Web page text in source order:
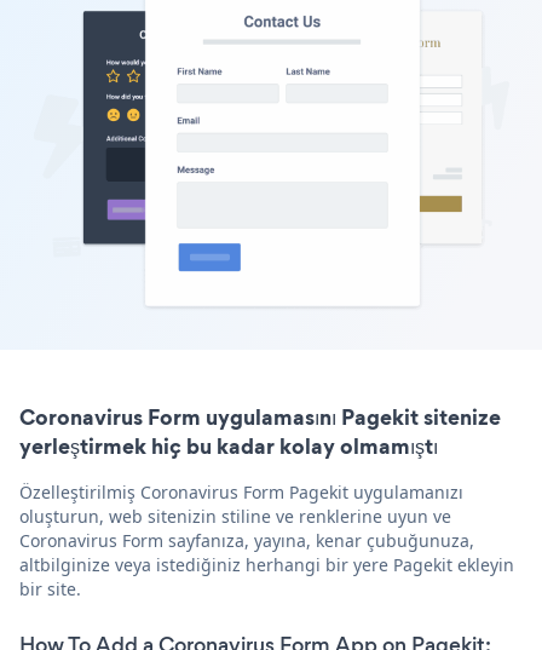
Coronavirus Form uygulamasını Pagekit sitenize
yerleştirmek hiç bu kadar kolay olmamıştı
Özelleştirilmiş Coronavirus Form Pagekit uygulamanızı
oluşturun, web sitenizin stiline ve renklerine uyun ve
Coronavirus Form sayfanıza, yayına, kenar çubuğunuza,
altbilginize veya istediğiniz herhangi bir yere Pagekit ekleyin
bir site.